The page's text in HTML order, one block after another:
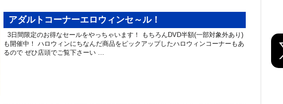
アダルトコーナーエロウィンセ～ル！
3日間限定のお得なセールをやっちゃいます！ もちろんDVD半額(一部対象外あり)
も開催中！ ハロウィンにちなんだ商品をピックアップしたハロウィンコーナーもあ
るので ぜひ店頭でご覧下さーい …